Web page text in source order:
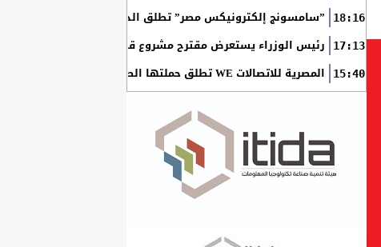
18:16 ”سامسونج إلكترونيكس مصر” تطلق الدورة الثامنة من برنامج
17:13 رئيس الوزراء يستعرض مقترح مشروع قانون الاتحاد المصري
15:40 المصرية للاتصالات WE تطلق حملتها الصيفية بعروض حصرية وجوائز نقدية تصل إلى مليوني جنيه